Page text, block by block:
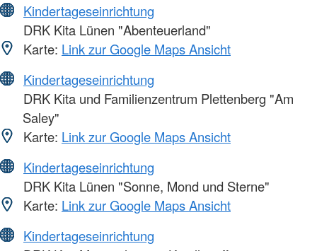
Kindertageseinrichtung
DRK Kita Lünen "Abenteuerland"
Karte: Link zur Google Maps Ansicht
Kindertageseinrichtung
DRK Kita und Familienzentrum Plettenberg "Am
Saley"
Karte: Link zur Google Maps Ansicht
Kindertageseinrichtung
DRK Kita Lünen "Sonne, Mond und Sterne"
Karte: Link zur Google Maps Ansicht
Kindertageseinrichtung